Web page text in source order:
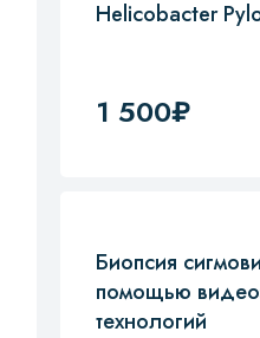
Helicobacter
1 500₽
Биопсия
помощью
технологий